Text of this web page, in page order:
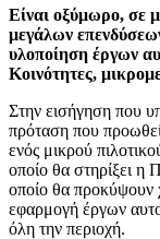
Είναι οξύμωρο, σε
μεγάλων
υλοποίηση έργων
Κοινότητες,
Στην εισήγηση που
πρόταση που
ενός μικρού
οποίο θα στηρίξει η
οποίο θα προκύψουν
εφαρμογή έργων
όλη την περιοχή.